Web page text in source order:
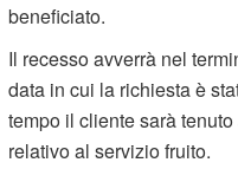
beneficiato.
Il recesso avverrà nel
data in cui la richiesta è
tempo il cliente sarà
relativo al servizio fruito.